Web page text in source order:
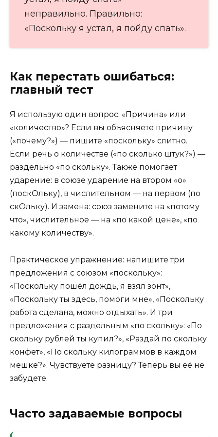
неправильно. Правильно:
«Поскольку я устал, я пойду спать».
Как перестать ошибаться:
главный тест
Я использую один вопрос: «Причина» или
«количество»? Если вы объясняете причину
(«почему?») — пишите «поскольку» слитно.
Если речь о количестве («по сколько штук?») —
раздельно «по скольку». Также помогает
ударение: в союзе ударение на втором «о»
(поскОльку), в числительном — на первом (по
скОльку). И замена: союз замените на «потому
что», числительное — на «по какой цене», «по
какому количеству».
Практическое упражнение: напишите три
предложения с союзом «поскольку»:
«Поскольку пошёл дождь, я взял зонт»,
«Поскольку ты здесь, помоги мне», «Поскольку
работа сделана, можно отдыхать». И три
предложения с раздельным «по скольку»: «По
скольку рублей ты купил?», «Раздай по скольку
конфет», «По скольку килограммов в каждом
мешке?». Чувствуете разницу? Теперь вы её не
забудете.
Часто задаваемые вопросы